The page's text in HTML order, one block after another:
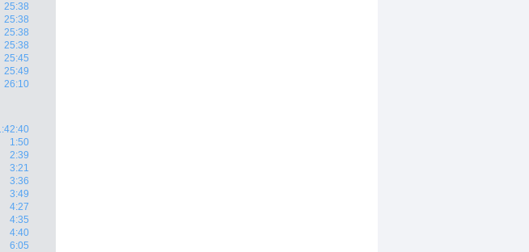
25:38
25:38
25:38
25:38
25:45
25:49
26:10
1:50
2:39
3:21
3:36
3:49
4:27
4:35
4:40
6:05